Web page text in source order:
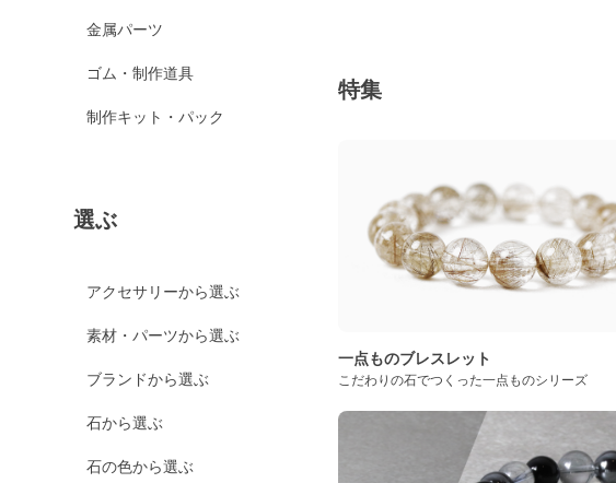
金属パーツ
ゴム・制作道具
制作キット・パック
選ぶ
アクセサリーから選ぶ
素材・パーツから選ぶ
ブランドから選ぶ
石から選ぶ
石の色から選ぶ
特集
一点ものブレスレット
こだわりの石でつくった一点ものシリーズ